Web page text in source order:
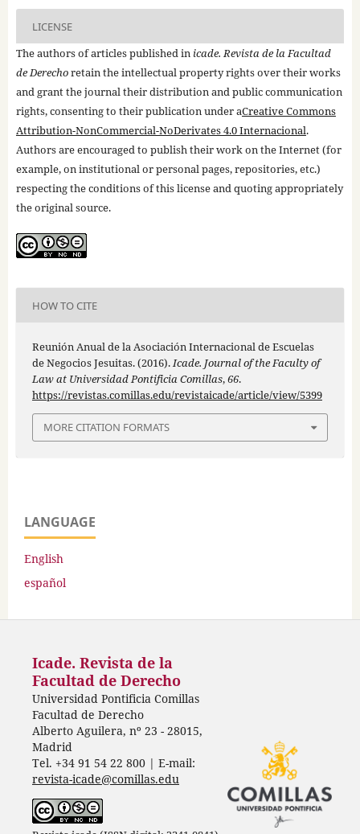
LICENSE
The authors of articles published in icade. Revista de la Facultad
de Derechoretain the intellectual property rights over their works
and grant the journal their distribution and public communication
rights, consenting to their publication under aCreative Commons
Attribution-NonCommercial-NoDerivates 4.0 Internacional.
Authors are encouraged to publish their work on the Internet (for
example, on institutional or personal pages, repositories, etc.)
respecting the conditions of this license and quoting appropriately
the original source.
HOW TO CITE
Reunión Anual de la Asociación Internacional de Escuelas
de Negocios Jesuitas. (2016).Icade. Journal of the Faculty of
Law at Universidad Pontificia Comillas,66.
https://revistas.comillas.edu/revistaicade/article/view/5399
MORE CITATION FORMATS
LANGUAGE
English
español
Icade. Revista de la
Facultad de Derecho
Universidad Pontificia Comillas
Facultad de Derecho
Alberto Aguilera, nº 23 - 28015,
Madrid
Tel. +34 91 54 22 800 | E-mail:
revista-icade@comillas.edu